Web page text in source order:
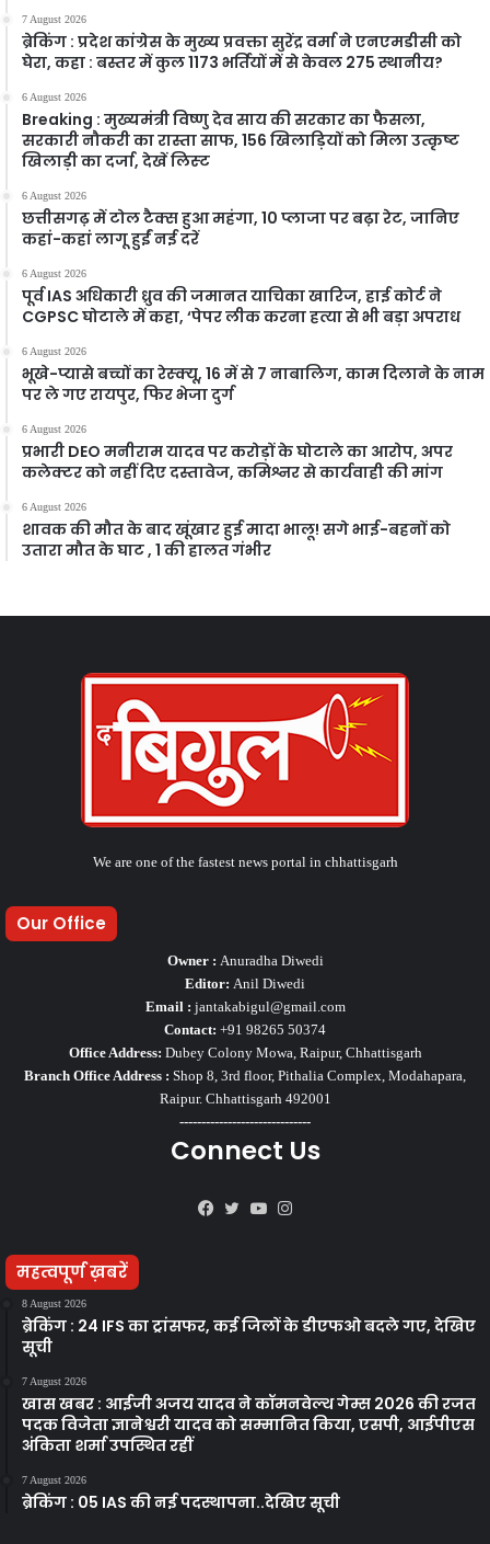
7 August 2026
ब्रेकिंग : प्रदेश कांग्रेस के मुख्य प्रवक्ता सुरेंद्र वर्मा ने एनएमडीसी को
घेरा, कहा : बस्तर में कुल 1173 भर्तियों में से केवल 275 स्थानीय?
6 August 2026
Breaking : मुख्यमंत्री विष्णु देव साय की सरकार का फैसला,
सरकारी नौकरी का रास्ता साफ, 156 खिलाड़ियों को मिला उत्कृष्ट
खिलाड़ी का दर्जा, देखें लिस्‍ट
6 August 2026
छत्तीसगढ़ में टोल टैक्स हुआ महंगा, 10 प्लाजा पर बढ़ा रेट, जानिए
कहां-कहां लागू हुईं नई दरें
6 August 2026
पूर्व IAS अधिकारी ध्रुव की जमानत याचिका खारिज, हाई कोर्ट ने
CGPSC घोटाले में कहा, ‘पेपर लीक करना हत्या से भी बड़ा अपराध
6 August 2026
भूखे-प्यासे बच्चों का रेस्क्यू, 16 में से 7 नाबालिग, काम दिलाने के नाम
पर ले गए रायपुर, फिर भेजा दुर्ग
6 August 2026
प्रभारी DEO मनीराम यादव पर करोड़ों के घोटाले का आरोप, अपर
कलेक्टर को नहीं दिए दस्तावेज, कमिश्नर से कार्यवाही की मांग
6 August 2026
शावक की मौत के बाद खूंखार हुई मादा भालू! सगे भाई-बहनों को
उतारा मौत के घाट , 1 की हालत गंभीर
We are one of the fastest news portal in chhattisgarh
Our Office
Owner : Anuradha Diwedi
Editor: Anil Diwedi
Email : jantakabigul@gmail.com
Contact: +91 98265 50374
Office Address: Dubey Colony Mowa, Raipur, Chhattisgarh
Branch Office Address : Shop 8, 3rd floor, Pithalia Complex, Modahapara,
Raipur. Chhattisgarh 492001
------------------------------
Connect Us
Facebook
TwitterYouTube
महत्वपूर्ण ख़बरें
8 August 2026
ब्रेकिंग : 24 IFS का ट्रांसफर, कई जिलों के डीएफओ बदले गए, देखिए
सूची
7 August 2026
खास खबर : आईजी अजय यादव ने कॉमनवेल्थ गेम्स 2026 की रजत
पदक विजेता ज्ञानेश्वरी यादव को सम्मानित किया, एसपी, आईपीएस
अंकिता शर्मा उपस्थित रहीं
7 August 2026
ब्रेकिंग : 05 IAS की नई पदस्थापना..देखिए सूची